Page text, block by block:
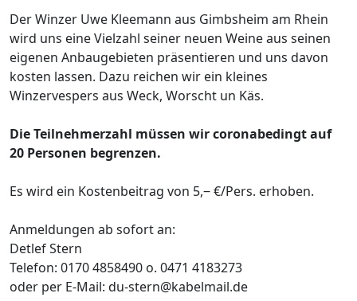
Der Winzer Uwe Kleemann aus Gimbsheim am Rhein
wird uns eine Vielzahl seiner neuen Weine aus seinen
eigenen Anbaugebieten präsentieren und uns davon
kosten lassen. Dazu reichen wir ein kleines
Winzervespers aus Weck, Worscht un Käs.
Die Teilnehmerzahl müssen wir coronabedingt auf
20 Personen begrenzen.
Es wird ein Kostenbeitrag von 5,‒ €/Pers. erhoben.
Anmeldungen ab sofort an:
Detlef Stern
Telefon: 0170 4858490 o. 0471 4183273
oder per E-Mail: du-stern@kabelmail.de